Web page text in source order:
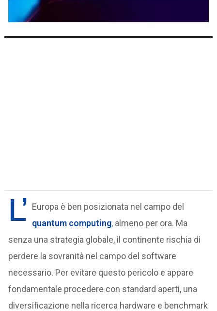
L’ Europa è ben posizionata nel campo del
quantum computing, almeno per ora. Ma
senza una strategia globale, il continente rischia di
perdere la sovranità nel campo del software
necessario. Per evitare questo pericolo e appare
fondamentale procedere con standard aperti, una
diversificazione nella ricerca hardware e benchmark